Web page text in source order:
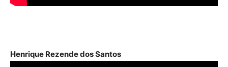
Henrique Rezende dos Santos